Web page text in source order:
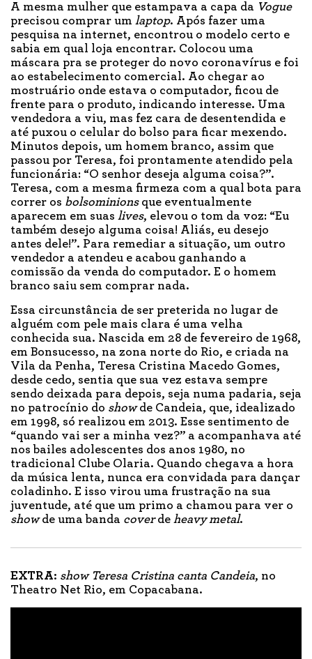
A mesma mulher que estampava a capa da Vogue
precisou comprar um laptop. Após fazer uma
pesquisa na internet, encontrou o modelo certo e
sabia em qual loja encontrar. Colocou uma
máscara pra se proteger do novo coronavírus e foi
ao estabelecimento comercial. Ao chegar ao
mostruário onde estava o computador, ficou de
frente para o produto, indicando interesse. Uma
vendedora a viu, mas fez cara de desentendida e
até puxou o celular do bolso para ficar mexendo.
Minutos depois, um homem branco, assim que
passou por Teresa, foi prontamente atendido pela
funcionária: “O senhor deseja alguma coisa?”.
Teresa, com a mesma firmeza com a qual bota para
correr os bolsominionsque eventualmente
aparecem em suas lives, elevou o tom da voz: “Eu
também desejo alguma coisa! Aliás, eu desejo
antes dele!”. Para remediar a situação, um outro
vendedor a atendeu e acabou ganhando a
comissão da venda do computador. E o homem
branco saiu sem comprar nada.
Essa circunstância de ser preterida no lugar de
alguém com pele mais clara é uma velha
conhecida sua. Nascida em 28 de fevereiro de 1968,
em Bonsucesso, na zona norte do Rio, e criada na
Vila da Penha, Teresa Cristina Macedo Gomes,
desde cedo, sentia que sua vez estava sempre
sendo deixada para depois, seja numa padaria, seja
no patrocínio do showde Candeia, que, idealizado
em 1998, só realizou em 2013. Esse sentimento de
“quando vai ser a minha vez?” a acompanhava até
nos bailes adolescentes dos anos 1980, no
tradicional Clube Olaria. Quando chegava a hora
da música lenta, nunca era convidada para dançar
coladinho. E isso virou uma frustração na sua
juventude, até que um primo a chamou para ver o
showde uma banda coverde heavy metal.
EXTRA: show Teresa Cristina canta Candeia, no
Theatro Net Rio, em Copacabana.